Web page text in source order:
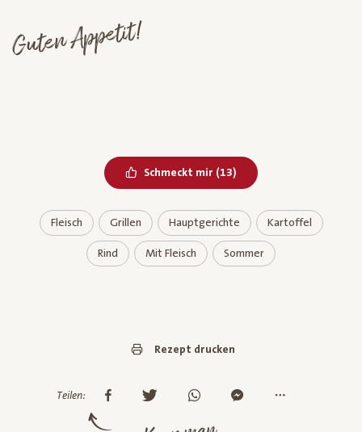
Guten Appetit!
Schmeckt mir Bereits geliked
(13)
Fleisch Grillen Hauptgerichte Kartoffel
Rind Mit Fleisch Sommer
Rezept drucken
Teilen: